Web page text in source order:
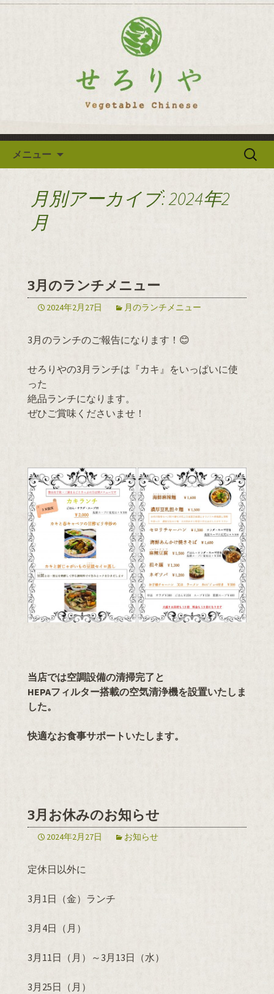
逗子の野菜を使った創作中華
「せろりや」のブログ
逗子の野菜を使った創作中華「せろり
メニュー
検
月別アーカイブ: 2024年2
月
3月のランチメニュー
2024年2月27日 月のランチメニュー
3月のランチのご報告になります！😊
せろりやの3月ランチは『カキ』をいっぱいに使
った
絶品ランチになります。
ぜひご賞味くださいませ！
当店では空調設備の清掃完了と
HEPAフィルター搭載の空気清浄機を設置いたしま
した。
快適なお食事サポートいたします。
3月お休みのお知らせ
2024年2月27日 お知らせ
定休日以外に
3月1日（金）ランチ
3月4日（月）
3月11日（月）～3月13日（水）
3月25日（月）